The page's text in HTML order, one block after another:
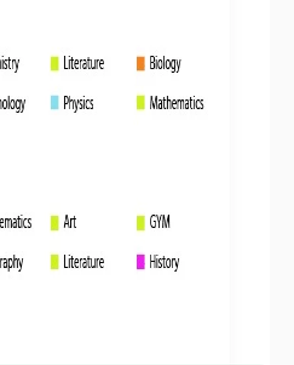
devoirs a une structure très
peut être modifié plusieurs
que votre enfant reçoit de
les ajouter à la liste. Le modèle
l'avoir modifié, vous pouvez le